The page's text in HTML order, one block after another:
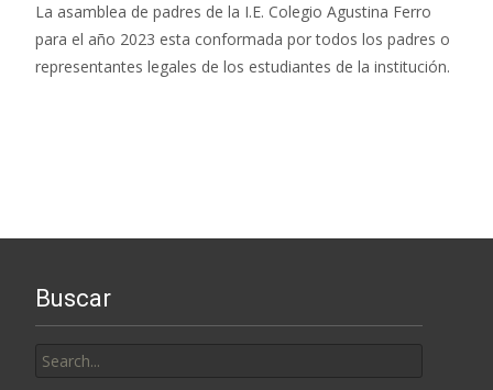
La asamblea de padres de la I.E. Colegio Agustina Ferro
para el año 2023 esta conformada por todos los padres o
representantes legales de los estudiantes de la institución.
Buscar
for: